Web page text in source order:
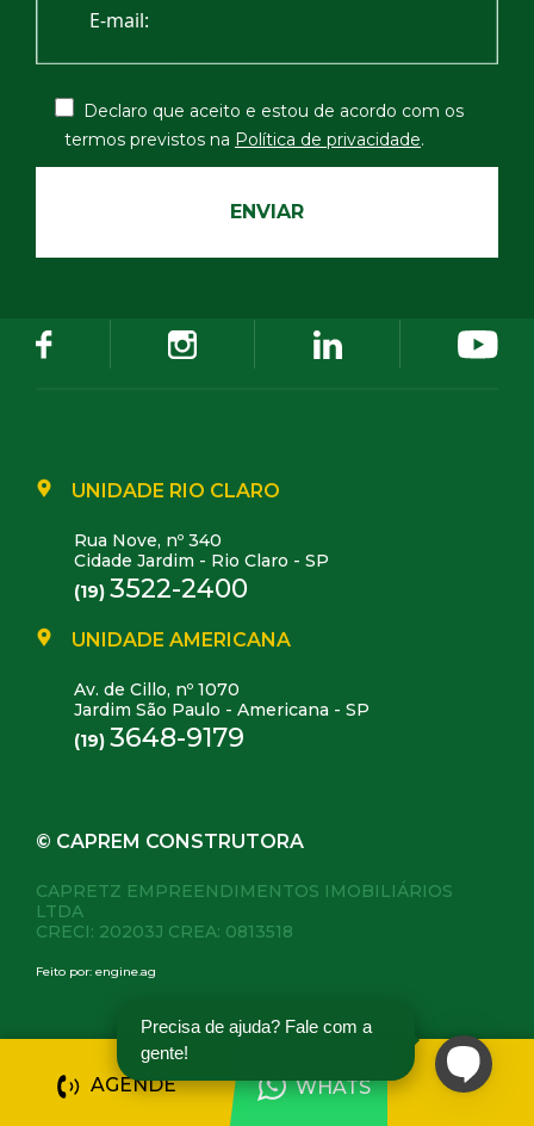
Declaro que aceito e estou de acordo com os
termos previstos na Política de privacidade.
AGENDE WHATS
UNIDADE RIO CLARO
Rua Nove, nº 340
Cidade Jardim - Rio Claro - SP
(19) 3522-2400
UNIDADE AMERICANA
Av. de Cillo, nº 1070
Jardim São Paulo - Americana - SP
(19) 3648-9179
© CAPREM CONSTRUTORA
CAPRETZ EMPREENDIMENTOS IMOBILIÁRIOS
LTDA
CRECI: 20203J CREA: 0813518
Feito por: engine.ag
Precisa de ajuda? Fale com a
gente!